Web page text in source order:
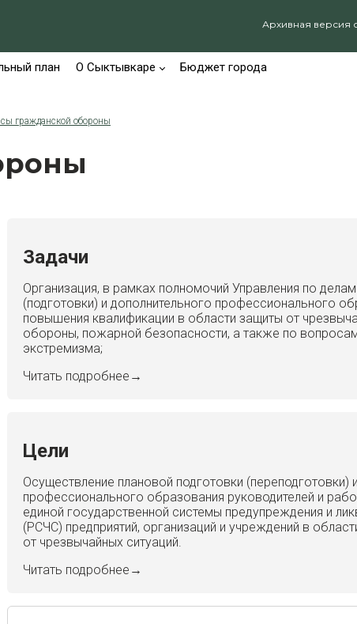
Архивная версия
план О Сыктывкаре Бюджет города
гражданской обороны
Задачи
Организация, в рамках полномочий Управления по
(подготовки) и дополнительного профессионального
повышения квалификации в области защиты от
обороны, пожарной безопасности, а также по
экстремизма;
Читать подробнее→
Цели
Осуществление плановой подготовки (переподготовки)
профессионального образования руководителей и
единой государственной системы предупреждения и
(РСЧС) предприятий, организаций и учреждений в
от чрезвычайных ситуаций.
Читать подробнее→